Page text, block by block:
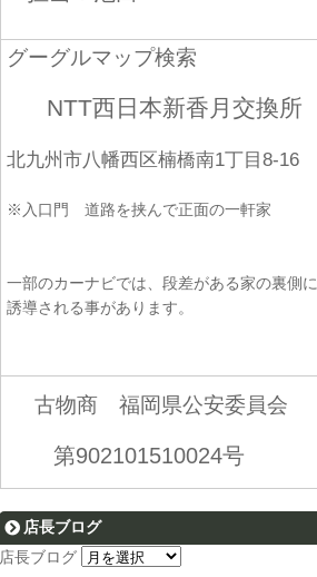
グーグルマップ検索
NTT西日本新香月交換所
北九州市八幡西区楠橋南1丁目8-16
※入口門 道路を挟んで正面の一軒家
一部のカーナビでは、段差がある家の裏側に
誘導される事があります。
古物商 福岡県公安委員会
第902101510024号
店長ブログ
店長ブログ